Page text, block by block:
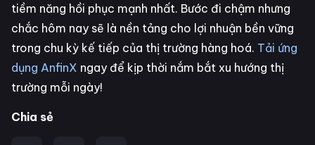
tiềm năng hồi phục mạnh nhất. Bước đi chậm nhưng
chắc hôm nay sẽ là nền tảng cho lợi nhuận bền vững
trong chu kỳ kế tiếp của thị trường hàng hoá. Tải ứng
dụng AnfinX ngay để kịp thời nắm bắt xu hướng thị
trường mỗi ngày!
Chia sẻ